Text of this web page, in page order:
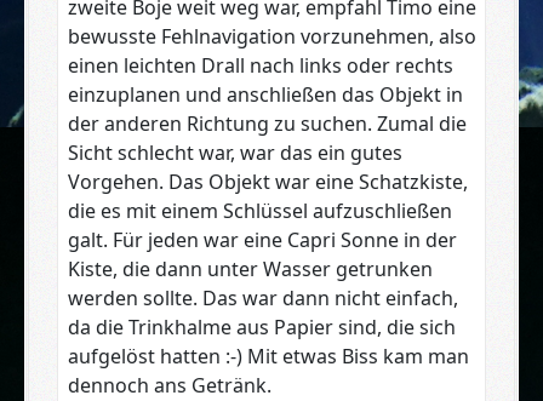
zweite Boje weit weg war, empfahl Timo eine
bewusste Fehlnavigation vorzunehmen, also
einen leichten Drall nach links oder rechts
einzuplanen und anschließen das Objekt in
der anderen Richtung zu suchen. Zumal die
Sicht schlecht war, war das ein gutes
Vorgehen. Das Objekt war eine Schatzkiste,
die es mit einem Schlüssel aufzuschließen
galt. Für jeden war eine Capri Sonne in der
Kiste, die dann unter Wasser getrunken
werden sollte. Das war dann nicht einfach,
da die Trinkhalme aus Papier sind, die sich
aufgelöst hatten :-) Mit etwas Biss kam man
dennoch ans Getränk.